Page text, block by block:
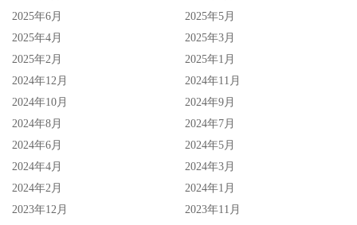
值得细细品赏的佳作
2025年6月
2025年5月
2025年4月
2025年3月
2025年2月
2025年1月
2024年12月
2024年11月
2024年10月
2024年9月
2024年8月
2024年7月
2024年6月
2024年5月
2024年4月
2024年3月
2024年2月
2024年1月
2023年12月
2023年11月